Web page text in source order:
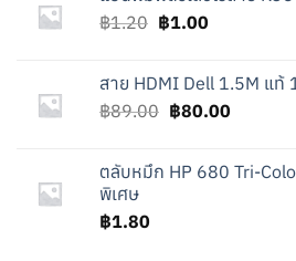
฿1.20 Original
฿1.20.
฿1.00Current
฿1.00.
สาย HDMI Dell 1.5M แท้
฿89.00 Original
฿89.00.
฿80.00Current
฿80.00.
ตลับหมึก HP 680 Tri-
พิเศษ
฿1.80